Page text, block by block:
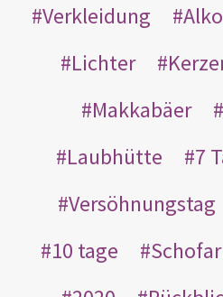
Verkleidung
Lichter
Makkabäer
Laubhütte
7
Versöhnungstag
10 tage
Schofar